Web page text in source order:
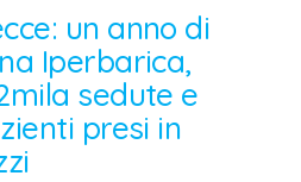
un anno di
Iperbarica,
sedute e
presi in